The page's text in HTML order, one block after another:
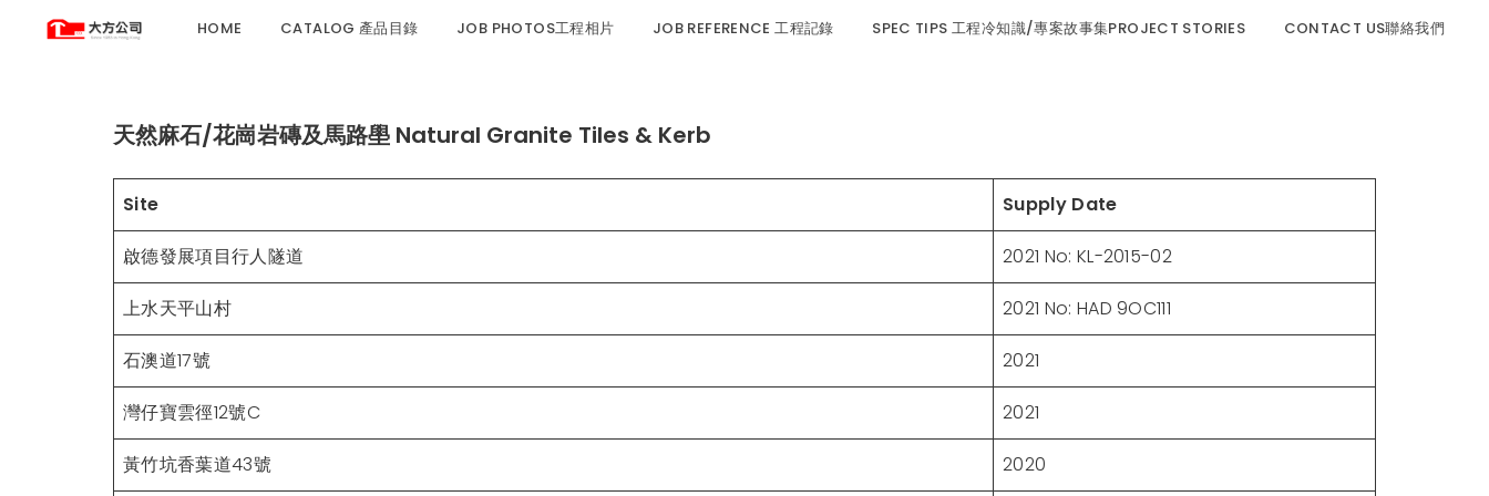
HOME CATALOG 產品目錄 JOB PHOTOS工程相片 JOB REFERENCE 工程記錄 SPEC TIPS 工程冷知識/專案故事集PROJECT STORIES CONTACT US聯絡我們
天然麻石/花崗岩磚及馬路壆 Natural Granite Tiles & Kerb
Site Supply Date
啟德發展項目行人隧道 2021 No: KL-2015-02
上水天平山村 2021 No: HAD 9OC111
石澳道17號 2021
灣仔寶雲徑12號C 2021
黃竹坑香葉道43號 2020